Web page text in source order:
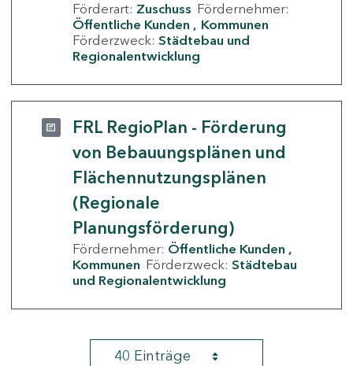
Förderart: Zuschuss Fördernehmer:
Öffentliche Kunden
Kommunen
Förderzweck: Städtebau und
Regionalentwicklung
FRL RegioPlan - Förderung
von Bebauungsplänen und
Flächennutzungsplänen
(Regionale
Planungsförderung)
Fördernehmer: Öffentliche Kunden
Kommunen Förderzweck: Städtebau
und Regionalentwicklung
40 Einträge